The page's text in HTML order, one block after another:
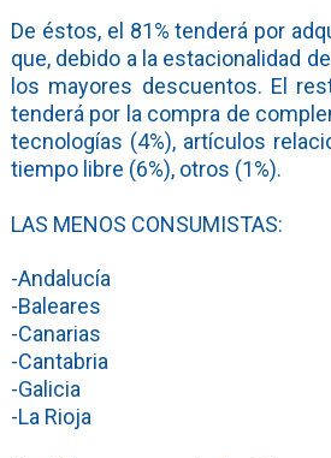
De éstos, el 81% tenderá por
que, debido a la estacionalidad
los mayores descuentos. El
tenderá por la compra de
tecnologías (4%), artículos
tiempo libre (6%), otros (1%).
LAS MENOS CONSUMISTAS:
-Andalucía
-Baleares
-Canarias
-Cantabria
-Galicia
-La Rioja